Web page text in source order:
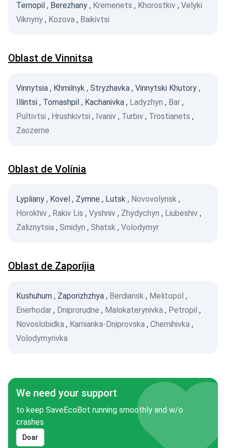
Ternopil , Berezhany , Kremenets , Khorostkiv , Velyki
Viknyny , Kozova , Baikivtsi
Oblast de Vinnitsa
Vinnytsia , Khmilnyk , Stryzhavka , Vinnytski Khutory ,
Illintsi , Tomashpil , Kachanivka , Ladyzhyn , Bar ,
Pultivtsi , Hrushkivtsi , Ivaniv , Turbiv , Trostianets ,
Zaozerne
Oblast de Volínia
Lypliany , Kovel , Zymne , Lutsk , Novovolynsk ,
Horokhiv , Rakiv Lis , Vyshniv , Zhydychyn , Liubeshiv ,
Zaliznytsia , Smidyn , Shatsk , Volodymyr
Oblast de Zaporíjia
Kushuhum , Zaporizhzhya , Berdiansk , Melitopol ,
Enerhodar , Dniprorudne , Malokaterynivka , Petropil ,
Novoslobidka , Kamianka-Dniprovska , Chernihivka ,
Volodymyrivka
We need your support
to keep SaveEcoBot running smoothly and w/o
crashes
Doar